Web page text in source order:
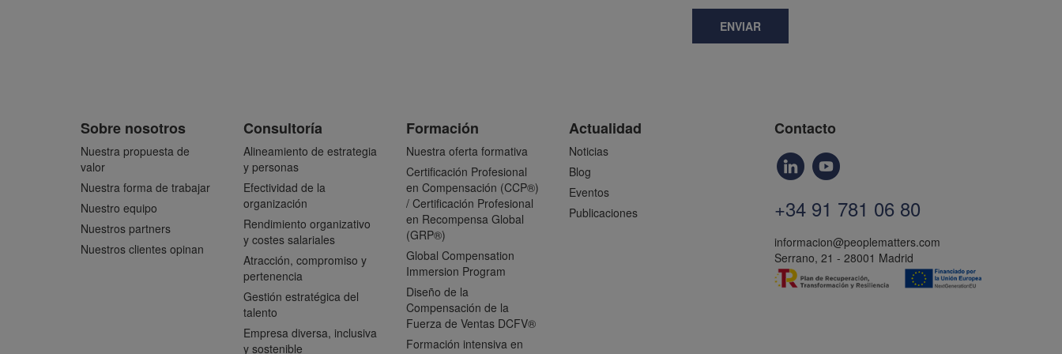
ENVIAR
Sobre nosotros
Nuestra propuesta de
valor
Nuestra forma de trabajar
Nuestro equipo
Nuestros partners
Nuestros clientes opinan
Consultoría
Alineamiento de estrategia
y personas
Efectividad de la
organización
Rendimiento organizativo
y costes salariales
Atracción, compromiso y
pertenencia
Gestión estratégica del
talento
Empresa diversa, inclusiva
y sostenible
Formación
Nuestra oferta formativa
Certificación Profesional
en Compensación (CCP®)
/ Certificación Profesional
en Recompensa Global
(GRP®)
Global Compensation
Immersion Program
Diseño de la
Compensación de la
Fuerza de Ventas DCFV®
Formación intensiva en
Actualidad
Noticias
Blog
Eventos
Publicaciones
Contacto
+34 91 781 06 80
informacion@peoplematters.com
Serrano, 21 - 28001 Madrid